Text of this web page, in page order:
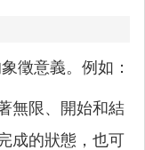
徵意義。例如：
無限、開始和結
成的狀態，也可